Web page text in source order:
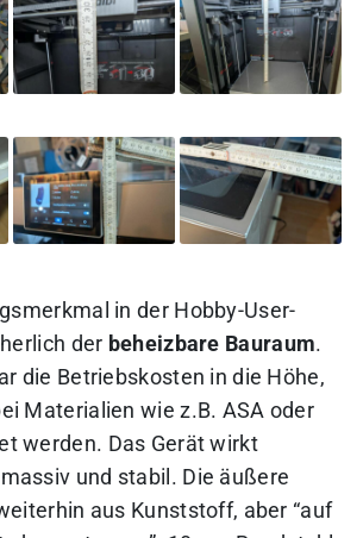
in der Hobby-User-
der beheizbare Bauraum.
die Betriebskosten in die Höhe,
Materialien wie z.B. ASA oder
werden. Das Gerät wirkt
und stabil. Die äußere
aus Kunststoff, aber “auf